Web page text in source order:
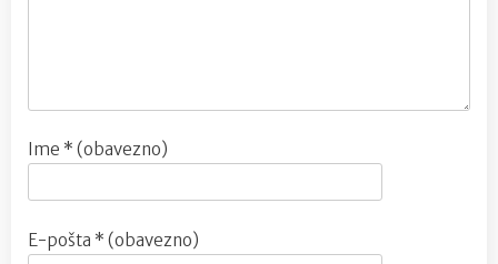
Ime * (obavezno)
E-pošta * (obavezno)